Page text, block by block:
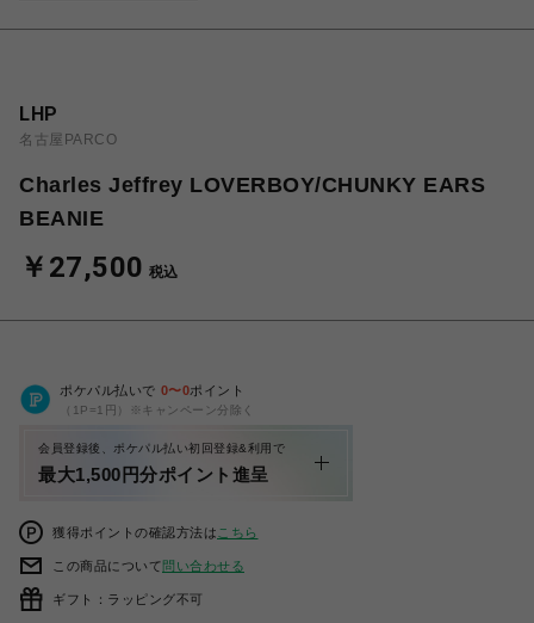
LHP
名古屋PARCO
Charles Jeffrey LOVERBOY/CHUNKY EARS
BEANIE
￥27,500 税込
ポケパル払いで 0〜0ポイント
（1P=1円）※キャンペーン分除く
会員登録後、ポケパル払い初回登録&利用で
最大1,500円分ポイント進呈
獲得ポイントの確認方法は こちら
この商品について問い合わせる
ギフト：ラッピング不可